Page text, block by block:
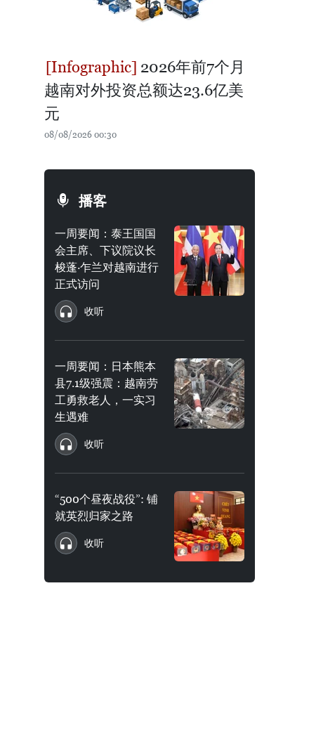
2026年前7个月
越南对外投资总额达23.6亿美
元
08/08/2026 00:30
播客
一周要闻：泰王国国
会主席、下议院议长
梭蓬·乍兰对越南进行
正式访问
收听
一周要闻：日本熊本
县7.1级强震：越南劳
工勇救老人，一实习
生遇难
收听
“500个昼夜战役”: 铺
就英烈归家之路
收听